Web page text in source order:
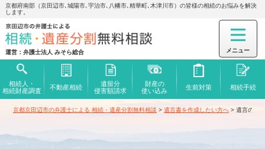
京都府南部（京田辺市､城陽市､宇治市､八幡市､精華町､木津川市）の皆様の相続のお悩みを解決
します。
運営：弁護士法人 みそら総合
相続人・
相続財産調査
不動産相続
遺留分
侵害額請求
財産の
使い込み
生前対策 相続手続
京都京田辺市の弁護士による 相続・遺産分割無料相談 >遺言書を作成したい方へ >遺言の種